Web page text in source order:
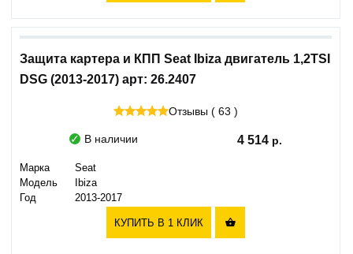
Защита картера и КПП Seat Ibiza двигатель 1,2TSI
DSG (2013-2017) арт: 26.2407
Отзывы ( 63 )
В наличии 4 514
Марка
Seat
Модель
Ibiza
Год
2013-2017
КУПИТЬ В 1 КЛИК 